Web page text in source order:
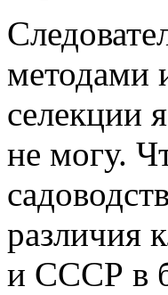
методами
селекции
не могу.
различия
и СССР в